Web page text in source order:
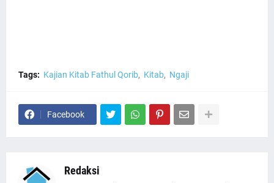
Tags: Kajian Kitab Fathul Qorib Kitab Ngaji
Facebook
Redaksi